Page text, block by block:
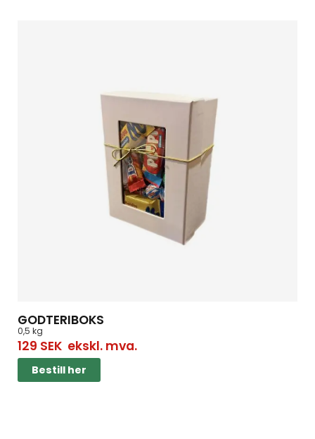
GODTERIBOKS
0,5 kg
129 SEKekskl. mva.
Bestill her